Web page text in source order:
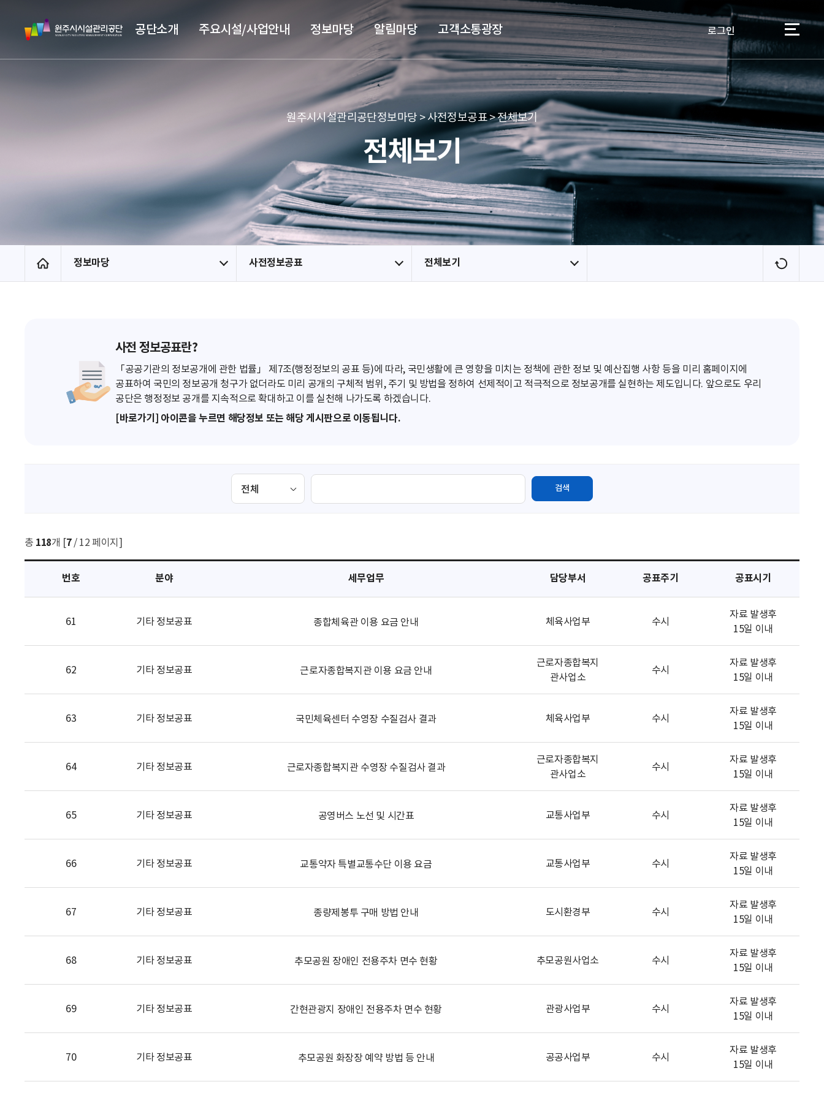
본문 바로가기
메뉴 바로가기
원
주
시
관
단
공단소개 주요시설/사업안내 정보마당 알림마당 고객소통광장 로그인 이용자
원주시시설관리공단정보마당 > 사전정보공표 > 전체보기
전체보기
홈 정보마당 사전정보공표 전체보기
새
로
사전 정보공표란?
「공공기관의 정보공개에 관한 법률」 제7조(행정정보의 공표 등)에 따라, 국민생활에 큰 영향을 미치는 정책에 관한 정보 및 예산집행 사항 등을 미리 홈페이지에
공표하여 국민의 정보공개 청구가 없더라도 미리 공개의 구체적 범위, 주기 및 방법을 정하여 선제적이고 적극적으로 정보공개를 실현하는 제도입니다. 앞으로도 우리
공단은 행정정보 공개를 지속적으로 확대하고 이를 실천해 나가도록 하겠습니다.
[바로가기] 아이콘을 누르면 해당정보 또는 해당 게시판으로 이동됩니다.
검
검색
총 118개 [7/ 12 페이지]
번호 분야 세무업무 담당부서 공표주기 공표시기
61 기타 정보공표 종합체육관 이용 요금 안내 체육사업부 수시
자료 발생후
15일 이내
62 기타 정보공표 근로자종합복지관 이용 요금 안내
근로자종합복지
관사업소
수시
자료 발생후
15일 이내
63 기타 정보공표 국민체육센터 수영장 수질검사 결과 체육사업부 수시
자료 발생후
15일 이내
64 기타 정보공표 근로자종합복지관 수영장 수질검사 결과
근로자종합복지
관사업소
수시
자료 발생후
15일 이내
65 기타 정보공표 공영버스 노선 및 시간표 교통사업부 수시
자료 발생후
15일 이내
66 기타 정보공표 교통약자 특별교통수단 이용 요금 교통사업부 수시
자료 발생후
15일 이내
67 기타 정보공표 종량제봉투 구매 방법 안내 도시환경부 수시
자료 발생후
15일 이내
68 기타 정보공표 추모공원 장애인 전용주차 면수 현황 추모공원사업소 수시
자료 발생후
15일 이내
69 기타 정보공표 간현관광지 장애인 전용주차 면수 현황 관광사업부 수시
자료 발생후
15일 이내
70 기타 정보공표 추모공원 화장장 예약 방법 등 안내 공공사업부 수시
자료 발생후
15일 이내